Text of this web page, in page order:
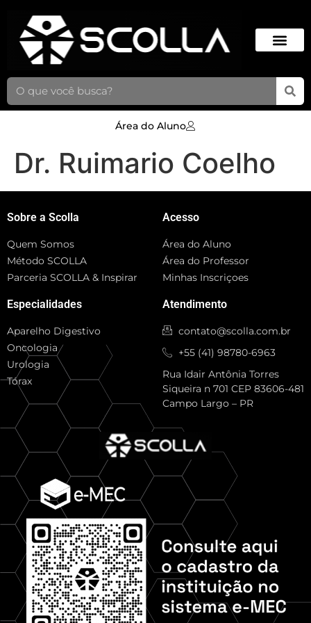
Área do Aluno
Dr. Ruimario Coelho
Sobre a Scolla
Quem Somos
Método SCOLLA
Parceria SCOLLA & Inspirar
Especialidades
Aparelho Digestivo
Oncologia
Urologia
Tórax
Acesso
Área do Aluno
Área do Professor
Minhas Inscriçoes
Atendimento
contato@scolla.com.br
+55 (41) 98780-6963
Rua Idair Antônia Torres
Siqueira n 701 CEP 83606-481
Campo Largo – PR